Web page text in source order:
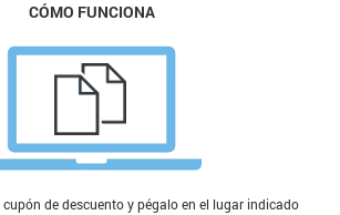
CÓMO FUNCIONA
de descuento y pégalo en el lugar indicado